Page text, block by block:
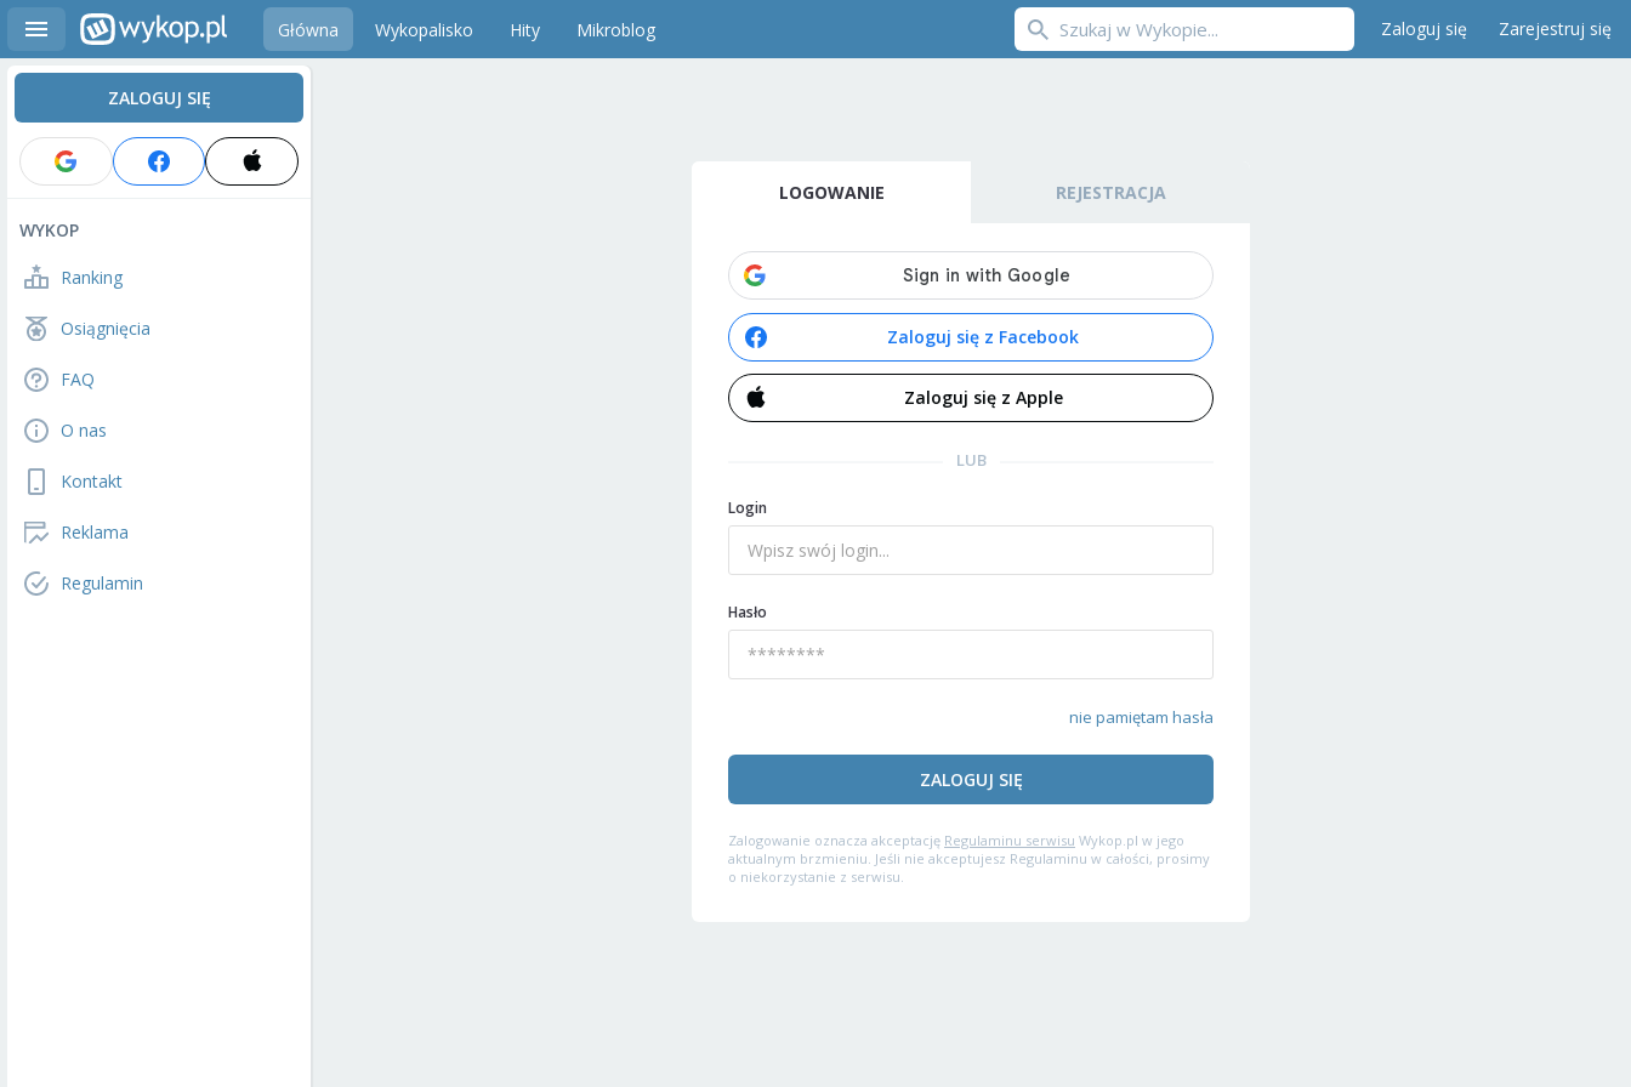
Główna Wykopalisko Hity Mikroblog Zaloguj się Zarejestruj się
ZALOGUJ SIĘ
WYKOP
Ranking
Osiągnięcia
FAQ
O nas
Kontakt
Reklama
Regulamin
LOGOWANIE REJESTRACJA
Zaloguj się z Facebook
Zaloguj się z Apple
LUB
Login
Hasło
nie pamiętam hasła
ZALOGUJ SIĘ
Zalogowanie oznacza akceptację Regulaminu serwisu Wykop.pl w jego
aktualnym brzmieniu. Jeśli nie akceptujesz Regulaminu w całości, prosimy
o niekorzystanie z serwisu.